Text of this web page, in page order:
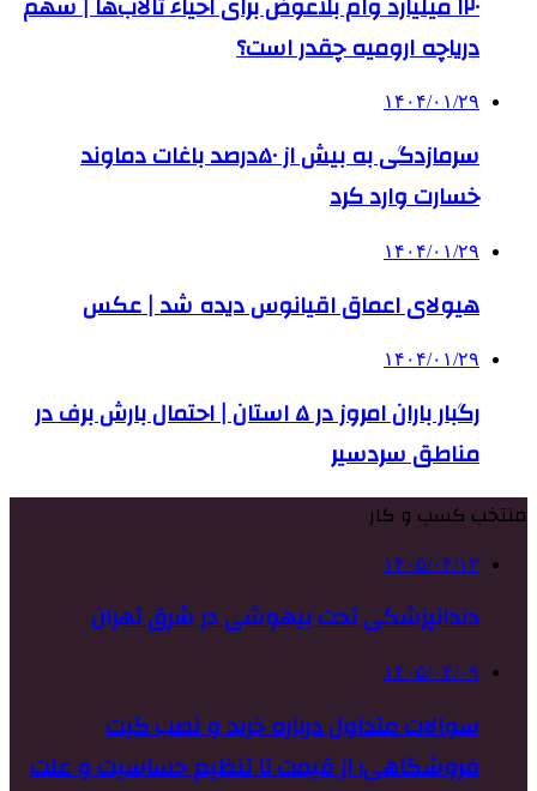
دریاچه ارومیه چقدر است؟
۱۴۰۴/۰۱/۲۹
سرمازدگی به بیش از ۵۰درصد باغات دماوند
خسارت وارد کرد
۱۴۰۴/۰۱/۲۹
هیولای اعماق اقیانوس دیده شد | عکس
۱۴۰۴/۰۱/۲۹
رگبار باران امروز در ۵ استان | احتمال بارش برف در
مناطق سردسیر
منتخب کسب و کار
۱۴۰۵/۰۴/۱۳
دندانپزشکی تحت بیهوشی در شرق تهران
۱۴۰۵/۰۴/۰۹
سوالات متداول درباره خرید و نصب گیت
فروشگاهی؛ از قیمت تا تنظیم حساسیت و علت